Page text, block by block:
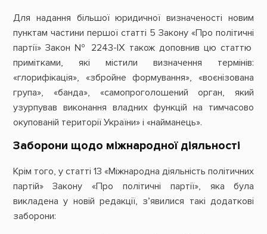
Для надання більшої юридичної визначеності новим
пунктам частини першої статті 5 Закону «Про політичні
партії» Закон № 2243-IX також доповнив цю статтю
примітками, які містили визначення термінів:
«глорифікація», «збройне формування», «воєнізована
група», «банда», «самопроголошений орган, який
узурпував виконання владних функцій на тимчасово
окупованій території України» і «найманець».
Заборони щодо міжнародної діяльності
Крім того, у статті 13 «Міжнародна діяльність політичних
партій» Закону «Про політичні партії», яка була
викладена у новій редакції, з’явилися такі додаткові
заборони: